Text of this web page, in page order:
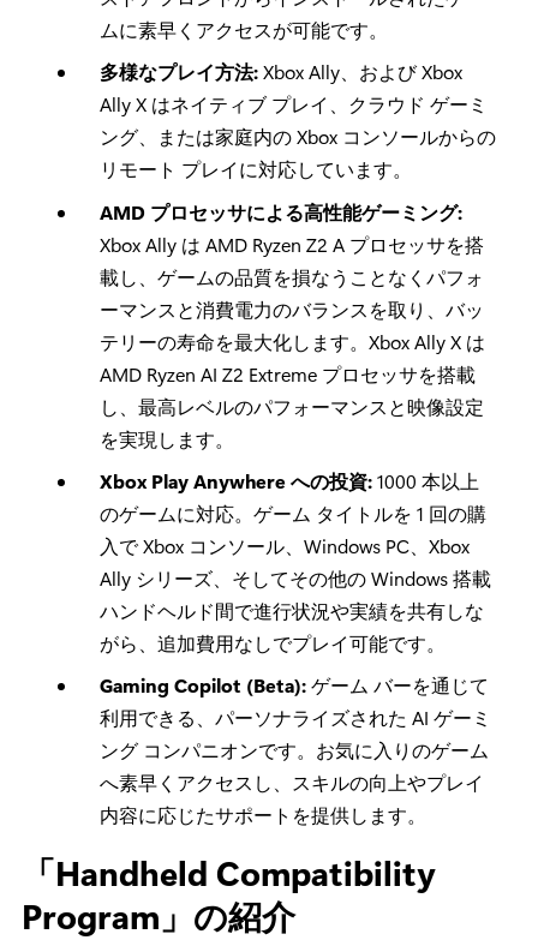
ムに素早くアクセスが可能です。
多様なプレイ方法:Xbox Ally、および Xbox
Ally X はネイティブ プレイ、クラウド ゲーミ
ング、または家庭内の Xbox コンソールからの
リモート プレイに対応しています。
AMD プロセッサによる高性能ゲーミング:
Xbox Ally は AMD Ryzen Z2 A プロセッサを搭
載し、ゲームの品質を損なうことなくパフォ
ーマンスと消費電力のバランスを取り、バッ
テリーの寿命を最大化します。Xbox Ally X は
AMD Ryzen AI Z2 Extreme プロセッサを搭載
し、最高レベルのパフォーマンスと映像設定
を実現します。
Xbox Play Anywhere への投資:1000 本以上
のゲームに対応。ゲーム タイトルを 1 回の購
入で Xbox コンソール、Windows PC、Xbox
Ally シリーズ、そしてその他の Windows 搭載
ハンドヘルド間で進行状況や実績を共有しな
がら、追加費用なしでプレイ可能です。
Gaming Copilot (Beta):ゲーム バーを通じて
利用できる、パーソナライズされた AI ゲーミ
ング コンパニオンです。お気に入りのゲーム
へ素早くアクセスし、スキルの向上やプレイ
内容に応じたサポートを提供します。
「Handheld Compatibility
Program」の紹介